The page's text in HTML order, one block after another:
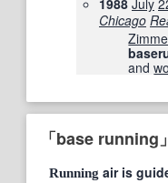
Chicago
and
「base running
Running air is